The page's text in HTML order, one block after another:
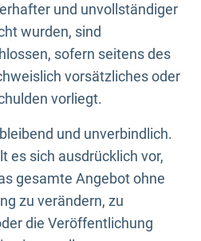
und unvollständiger
wurden, sind
sofern seitens des
vorsätzliches oder
vorliegt.
und unverbindlich.
es sich ausdrücklich vor,
gesamte Angebot ohne
zu verändern, zu
die Veröffentlichung